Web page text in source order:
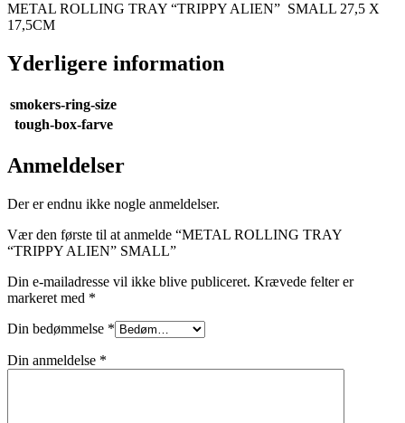
METAL ROLLING TRAY “TRIPPY ALIEN” SMALL 27,5 X
17,5CM
Yderligere information
smokers-ring-size
tough-box-farve
Anmeldelser
Der er endnu ikke nogle anmeldelser.
Vær den første til at anmelde “METAL ROLLING TRAY
“TRIPPY ALIEN” SMALL”
Din e-mailadresse vil ikke blive publiceret. Krævede felter er
markeret med *
Din bedømmelse *
Din anmeldelse *